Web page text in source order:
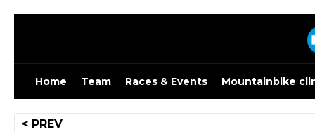
Skip
Home Team Races & Events Mountainbike
Bericht
< PREV